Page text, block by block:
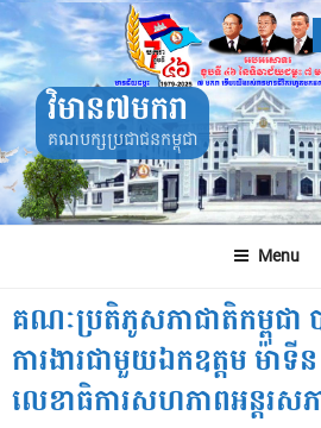
Skip
to
content
វិមាន៧មករា
គណបក្សប្រជាជនកម្ពុជា
Menu
គណៈប្រតិភូសភាជាតិកម្ពុជា
ការងារជាមួយឯកឧត្តម ម៉ាទី
លេខាធិការសហភាពអន្តរស